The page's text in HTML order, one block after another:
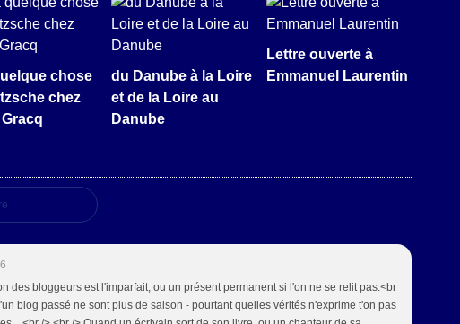
chose
chez
du Danube à la Loire
et de la Loire au
Danube
Lettre ouverte à
Emmanuel Laurentin
des bloggeurs est l'imparfait, ou un présent permanent si l'on ne se relit pas.<br
blog passé ne sont plus de saison - pourtant quelles vérités n'exprime t'on pas